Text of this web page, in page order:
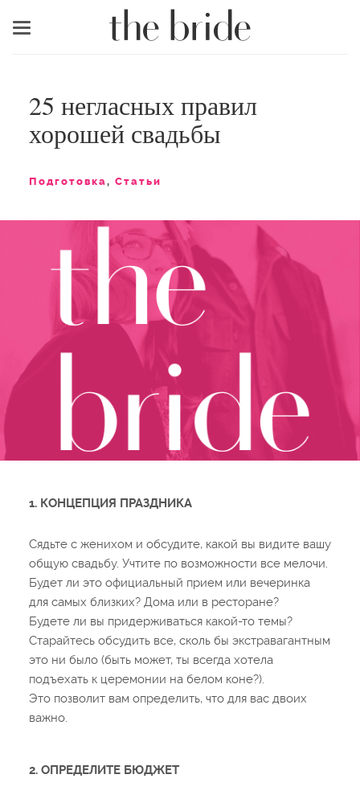
Меню
25 негласных правил
хорошей свадьбы
Подготовка, Статьи
1. КОНЦЕПЦИЯ ПРАЗДНИКА
Сядьте с женихом и обсудите, какой вы видите вашу
общую свадьбу. Учтите по возможности все мелочи.
Будет ли это официальный прием или вечеринка
для самых близких? Дома или в ресторане?
Будете ли вы придерживаться какой-то темы?
Старайтесь обсудить все, сколь бы экстравагантным
это ни было (быть может, ты всегда хотела
подъехать к церемонии на белом коне?).
Это позволит вам определить, что для вас двоих
важно.
2. ОПРЕДЕЛИТЕ БЮДЖЕТ